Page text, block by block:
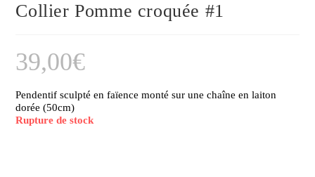
Collier Pomme croquée #1
39,00€
Pendentif sculpté en faïence monté sur une chaîne en laiton
dorée (50cm)
Rupture de stock